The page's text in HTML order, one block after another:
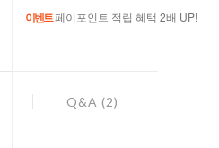
이벤트페이포인트 적립 혜택 2배 UP!
Q&A (2)